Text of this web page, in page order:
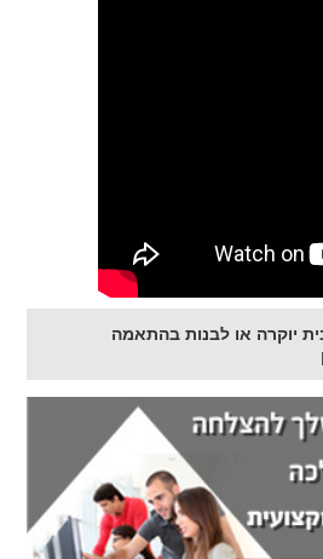
יוקרה או לבנות בהתאמה